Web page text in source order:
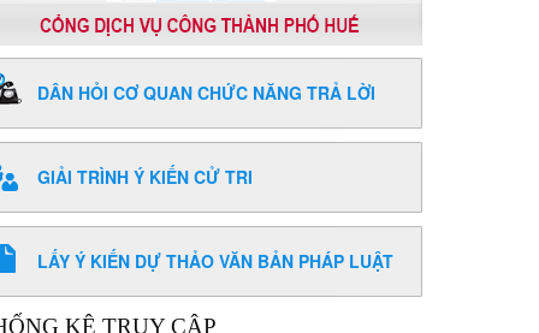
DÂN HỎI CƠ QUAN CHỨC NĂNG TRẢ LỜI
GIẢI TRÌNH Ý KIẾN CỬ TRI
LẤY Ý KIẾN DỰ THẢO VĂN BẢN PHÁP LUẬT
KÊ TRUY CẬP